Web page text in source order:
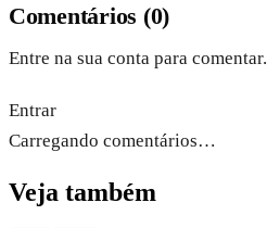
Comentários (0)
Entre na sua conta para comentar.
Entrar
Carregando comentários…
Veja também